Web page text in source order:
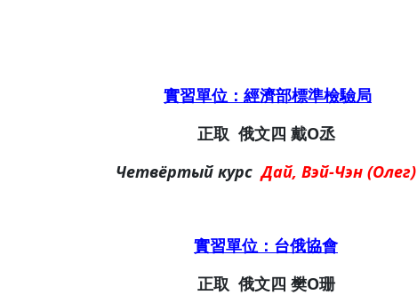
實習單位：經濟部標準檢驗局
正取 俄文四 戴O丞
Четвёртый курсДай, Вэй-Чэн (Олег)
實習單位：台俄協會
正取 俄文四 樊O珊